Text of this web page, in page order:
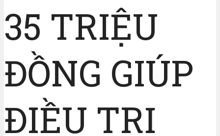
35 TRIỆU
ĐỒNG GIÚP
ĐIỀU TRỊ